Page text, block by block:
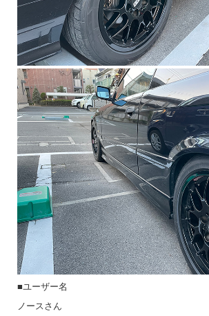
■ユーザー名
ノースさん